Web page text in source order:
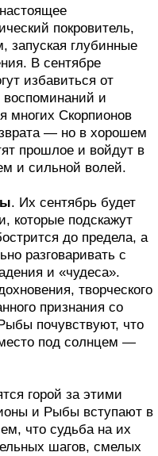
покровитель,
запуская глубинные
В сентябре
избавиться от
воспоминаний и
многих Скорпионов
— но в хорошем
прошлое и войдут в
и сильной волей.
. Их сентябрь будет
которые подскажут
до предела, а
разговаривать с
и «чудеса».
творческого
признания со
почувствуют, что
под солнцем —
горой за этими
и Рыбы вступают в
что судьба на их
шагов, смелых